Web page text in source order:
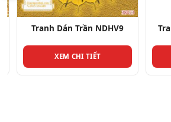
Tranh Dán Trần NDHV9
XEM CHI TIẾT